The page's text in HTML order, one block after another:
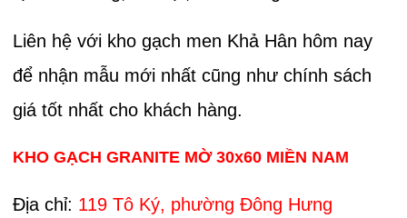
Liên hệ với kho gạch men Khả Hân hôm nay
để nhận mẫu mới nhất cũng như chính sách
giá tốt nhất cho khách hàng.
KHO GẠCH GRANITE MỜ 30x60 MIỀN NAM
Địa chỉ: 119 Tô Ký, phường Đông Hưng